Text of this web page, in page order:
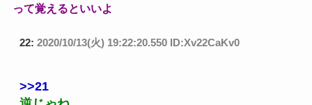
って覚えるといいよ
22: 2020/10/13(火) 19:22:20.550 ID:Xv22CaKv0
>>21